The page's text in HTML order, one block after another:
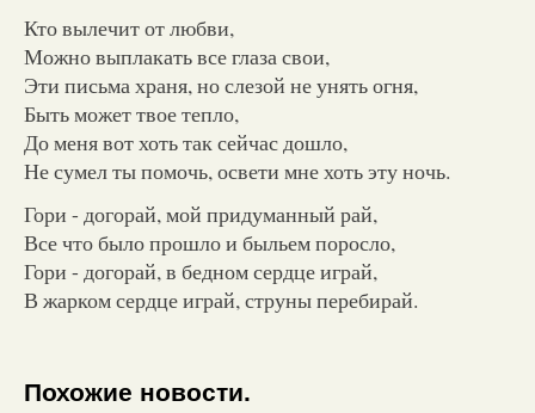
Кто вылечит от любви,
Можно выплакать все глаза свои,
Эти письма храня, но слезой не унять огня,
Быть может твое тепло,
До меня вот хоть так сейчас дошло,
Не сумел ты помочь, освети мне хоть эту ночь.
Гори - догорай, мой придуманный рай,
Все что было прошло и быльем поросло,
Гори - догорай, в бедном сердце играй,
В жарком сердце играй, струны перебирай.
Похожие новости.